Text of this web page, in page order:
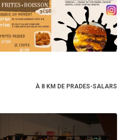
À 8 KM DE PRADES-SALARS